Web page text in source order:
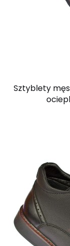
Sztyblety